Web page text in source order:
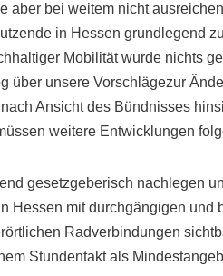
aber bei weitem nicht
in Hessen grundlegend
Mobilität wurde nichts
über unsere Vorschlägezur
Ansicht des Bündnisses
weitere Entwicklungen
gesetzgeberisch nachlegen
Hessen mit durchgängigen und
Radverbindungen
Stundentakt als